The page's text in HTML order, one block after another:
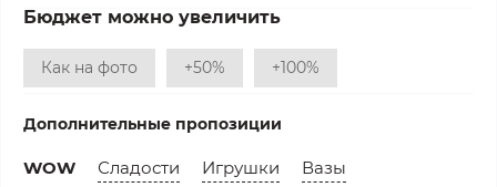
Бюджет можно увеличить
Как на фото +50% +100%
Дополнительные пропозиции
WOW Сладости Игрушки Вазы